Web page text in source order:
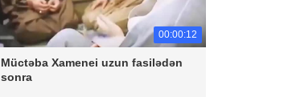
00:00:12
Müctəba Xamenei uzun fasilədən
sonra